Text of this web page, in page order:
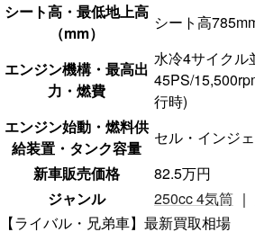
シート高・最低地上高
（mm）
シート高
エンジン機構・最高出
力・燃費
水冷4サイクル
45PS/
行時)
エンジン始動・燃料供
給装置・タンク容量
セル・インジ
新車販売価格
82.5万円
ジャンル
250cc 4気筒 ｜
【ライバル・兄弟車】最新買取相場